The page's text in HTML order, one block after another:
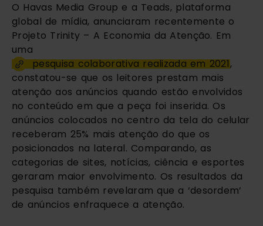
O Havas Media Group e a Teads, plataforma
global de mídia, anunciaram recentemente o
Projeto Trinity – A Economia da Atenção. Em
uma
pesquisa colaborativa realizada em 2021,
constatou-se que os leitores prestam mais
atenção aos anúncios quando estão envolvidos
no conteúdo em que a peça foi inserida. Os
anúncios colocados no centro da tela do celular
receberam 25% mais atenção do que os
posicionados na lateral. Comparando, as
categorias de sites, notícias, ciência e esportes
geraram maior envolvimento. Os resultados da
pesquisa também revelaram que a ‘desordem’
de anúncios enfraquece a atenção.